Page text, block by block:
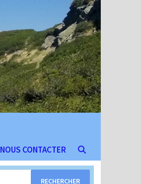
NOUS CONTACTER